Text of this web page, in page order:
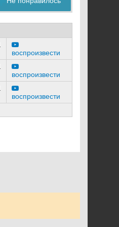
воспроизвести
воспроизвести
воспроизвести